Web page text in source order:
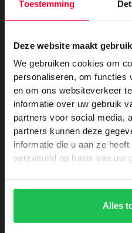
Toestemming
Deze website maakt
We gebruiken cookies om
personaliseren, om functies
en om ons websiteverkeer
informatie over uw gebruik
partners voor social media,
partners kunnen deze
informatie die u aan ze
verzameld op basis van uw
Alles
Voertuigreclame-
Nieuwe
Appeldoorn